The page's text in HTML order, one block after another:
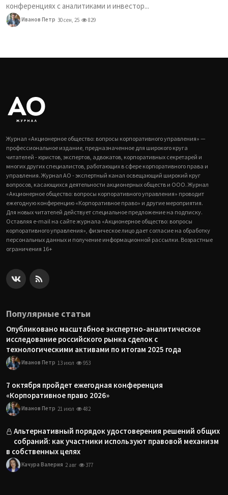
конференциях с аналитиками и инвестор...
Иванов Петр 30 сен, 25 829
Журнал «Акционерное общество: вопросы корпоративного управления» —
профессиональное издание, предназначенное для широкого круга
читателей - юристов, экспертов, адвокатов, корпоративных секретарей и
многих других специалистов, работающих в сфере корпоративного права и
управления. Журнал АО - экспертный канал освещающий широкий круг
вопросов, касающихся деятельности акционерных обществ и ООО. Журнал
«Акционерное общество: вопросы корпоративного управления» проводит
ежегодную конференцию «Корпоративное право» и другие мероприятия.
Для новых читателей действует специальное предложение на подписку.
Оставляя e-mail на сайте журнала «Акционерное общество: вопросы
корпоративного управления», физическое лицо дает согласие на обработку
персональных данных и получение информационной рассылки. Возрастные
ограничения 16+
Популярные статьи
Опубликовано масштабное экспертно-аналитическое
исследование российского рынка сделок с
технологическими активами по итогам 2025 года
Иванов Петр 13 июл 953
7 октября пройдет ежегодная конференция
«Корпоративное право 2026»
Иванов Петр 21 июл 482
Альтернативный порядок удостоверения решений общих
собраний: как участники используют правовой механизм
в собственных целях
Качура Валерия 2 авг 377